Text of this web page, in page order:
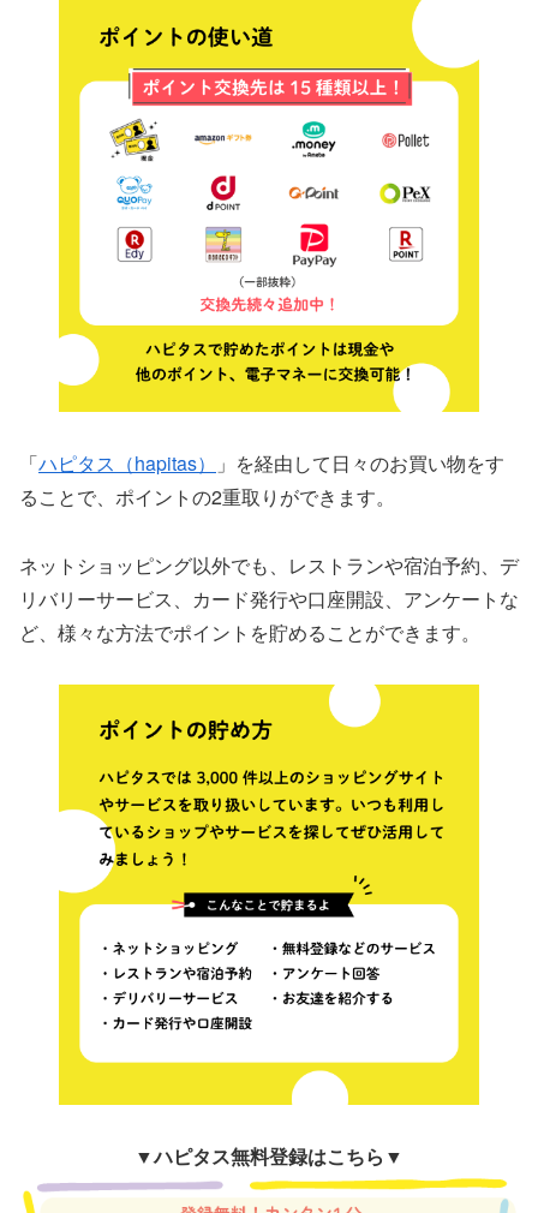
「ハピタス（hapitas）
」を経由して日々のお買い物をす
ることで、ポイントの2重取りができます。
ネットショッピング以外でも、レストランや宿泊予約、デ
リバリーサービス、カード発行や口座開設、アンケートな
ど、様々な方法でポイントを貯めることができます。
▼ハピタス無料登録はこちら▼